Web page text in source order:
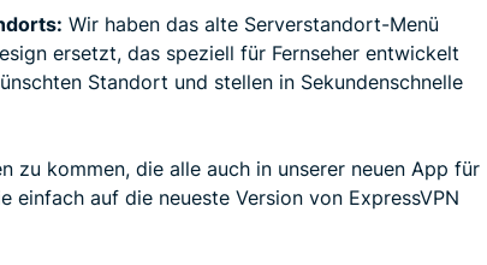
Wir haben das alte Serverstandort-Menü
ersetzt, das speziell für Fernseher entwickelt
Standort und stellen in Sekundenschnelle
zu kommen, die alle auch in unserer neuen App für
einfach auf die neueste Version von ExpressVPN